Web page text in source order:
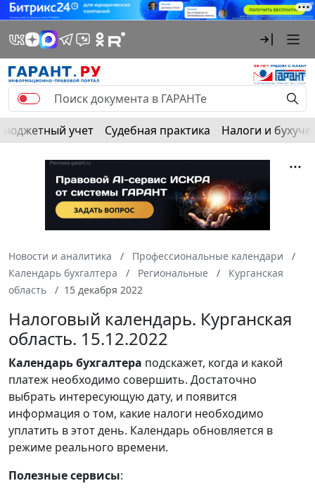
Бюджетный учет Судебная практика Налоги и
Новости и аналитика
Профессиональные календари
Календарь бухгалтера
Региональные
Курганская
область
15 декабря 2022
Налоговый календарь. Курганская
область. 15.12.2022
Календарьбухгалтера подскажет, когда и какой
платеж необходимо совершить. Достаточно
выбрать интересующую дату, и появится
информация о том, какие налоги необходимо
уплатить в этот день. Календарь обновляется в
режиме реального времени.
Полезные сервисы: